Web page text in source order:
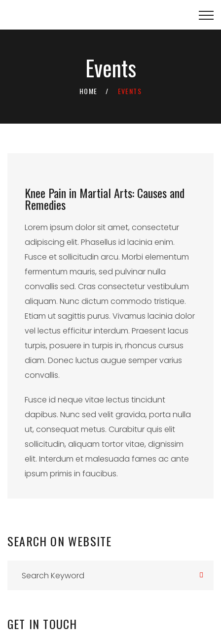
Events
HOME EVENTS
Knee Pain in Martial Arts: Causes and
Remedies
Lorem ipsum dolor sit amet, consectetur
adipiscing elit. Phasellus id lacinia enim.
Fusce et sollicitudin arcu. Morbi elementum
fermentum mauris, sed pulvinar nulla
convallis sed. Cras consectetur vestibulum
aliquam. Nunc dictum commodo tristique.
Etiam ut sagittis purus. Vivamus lacinia dolor
vel lectus efficitur interdum. Praesent lacus
turpis, posuere in turpis in, rhoncus cursus
diam. Donec luctus augue semper varius
convallis.
Fusce id neque vitae lectus tincidunt
dapibus. Nunc sed velit gravida, porta nulla
ut, consequat metus. Curabitur quis elit
sollicitudin, aliquam tortor vitae, dignissim
elit. Interdum et malesuada fames ac ante
ipsum primis in faucibus.
SEARCH ON WEBSITE
GET IN TOUCH